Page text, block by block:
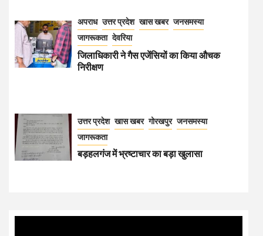
अपराध उत्तर प्रदेश खास खबर जनसमस्या
जागरूकता देवरिया
जिलाधिकारी ने गैस एजेंसियों का किया औचक
निरीक्षण
उत्तर प्रदेश खास खबर गोरखपुर जनसमस्या
जागरूकता
बड़हलगंज में भ्रष्टाचार का बड़ा खुलासा